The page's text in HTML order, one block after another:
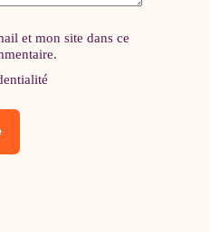
et mon site dans ce